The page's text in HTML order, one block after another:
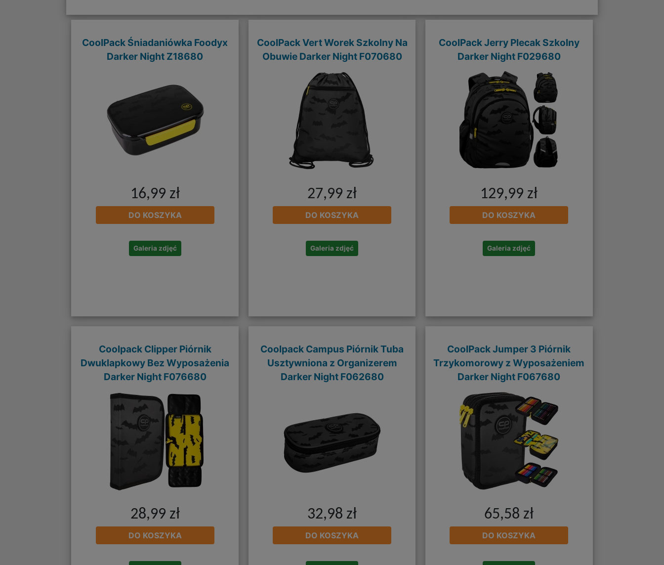
CoolPack Śniadaniówka Foodyx
Darker Night Z18680
16,99 zł
DO KOSZYKA
Galeria zdjęć
CoolPack Vert Worek Szkolny Na
Obuwie Darker Night F070680
27,99 zł
DO KOSZYKA
Galeria zdjęć
CoolPack Jerry Plecak Szkolny
Darker Night F029680
129,99 zł
DO KOSZYKA
Galeria zdjęć
Coolpack Clipper Piórnik
Dwuklapkowy Bez Wyposażenia
Darker Night F076680
28,99 zł
DO KOSZYKA
Coolpack Campus Piórnik Tuba
Usztywniona z Organizerem
Darker Night F062680
32,98 zł
DO KOSZYKA
CoolPack Jumper 3 Piórnik
Trzykomorowy z Wyposażeniem
Darker Night F067680
65,58 zł
DO KOSZYKA